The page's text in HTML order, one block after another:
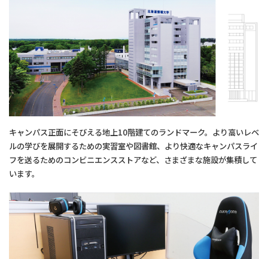
キャンパス正面にそびえる地上10階建てのランドマーク。より高いレベ
ルの学びを展開するための実習室や図書館、より快適なキャンパスライ
フを送るためのコンビニエンスストアなど、さまざまな施設が集積して
います。